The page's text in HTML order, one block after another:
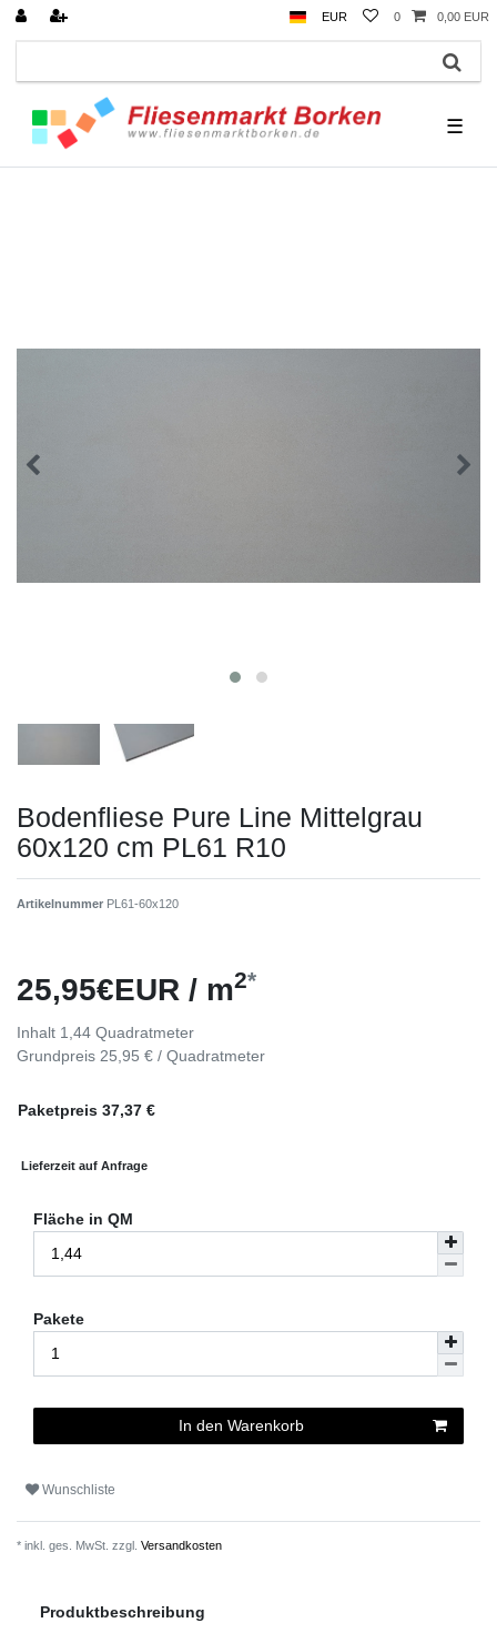
EUR 0 0,00 EUR
☰
Bodenfliese Pure Line Mittelgrau
60x120 cm PL61 R10
Artikelnummer PL61-60x120
25,95€EUR / m2*
Inhalt 1,44 Quadratmeter
Grundpreis 25,95 € / Quadratmeter
Paketpreis 37,37 €
Lieferzeit auf Anfrage
Fläche in QM
Pakete
In den Warenkorb
Wunschliste
* inkl. ges. MwSt. zzgl. Versandkosten
Produktbeschreibung